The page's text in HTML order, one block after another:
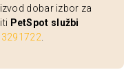
dobar izbor za
PetSpot službi